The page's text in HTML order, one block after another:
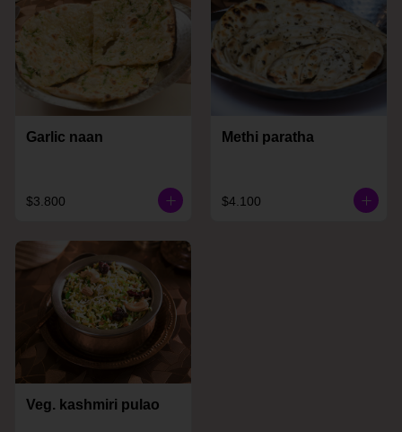
Garlic naan
$3.800
Methi paratha
$4.100
Veg. kashmiri pulao